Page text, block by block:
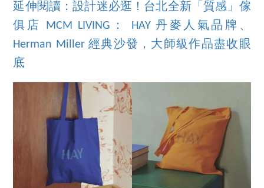
延伸閱讀：設計迷必逛！台北全新「質感」傢
俱店 MCM LIVING： HAY 丹麥人氣品牌、
Herman Miller 經典沙發，大師級作品盡收眼
底